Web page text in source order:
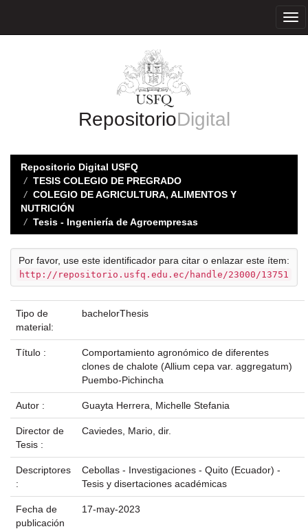
RepositorioDigital
Repositorio Digital USFQ
TESIS COLEGIO DE PREGRADO
COLEGIO DE AGRICULTURA, ALIMENTOS Y
NUTRICIÓN
Tesis - Ingeniería de Agroempresas
Por favor, use este identificador para citar o enlazar este ítem:
http://repositorio.usfq.edu.ec/handle/23000/13751
Tipo de
material:
bachelorThesis
Título :
Comportamiento agronómico de diferentes
clones de chalote (Allium cepa var. aggregatum)
Puembo-Pichincha
Autor : Guayta Herrera, Michelle Stefania
Director de
Tesis :
Caviedes, Mario, dir.
Descriptores
:
Cebollas - Investigaciones - Quito (Ecuador) -
Tesis y disertaciones académicas
Fecha de
publicación
17-may-2023